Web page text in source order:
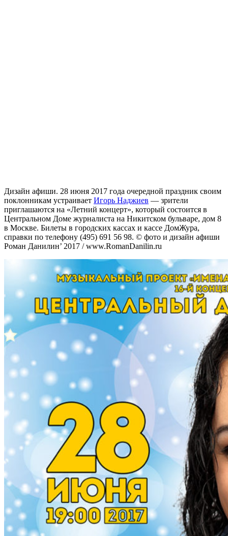
Дизайн афиши. 28 июня 2017 года очередной праздник своим
поклонникам устраивает Игорь Наджиев — зрители
приглашаются на «Летний концерт», который состоится в
Центральном Доме журналиста на Никитском бульваре, дом 8
в Москве. Билеты в городских кассах и кассе ДомЖура,
справки по телефону (495) 691 56 98. © фото и дизайн афиши
Роман Данилин’ 2017 / www.RomanDanilin.ru